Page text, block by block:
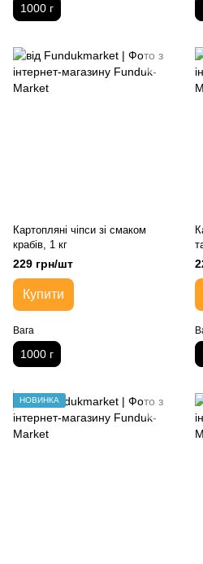
1000 г
Картопляні чіпси зі смаком
крабів, 1 кг
229 грн/шт
Купити
Вага
1000 г
НОВИНКА